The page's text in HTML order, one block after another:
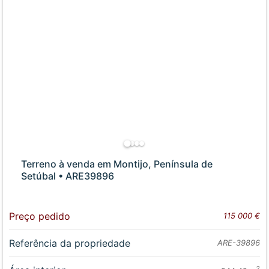
Terreno à venda em Montijo, Península de
Setúbal • ARE39896
Preço pedido 115 000 €
Referência da propriedade ARE-39896